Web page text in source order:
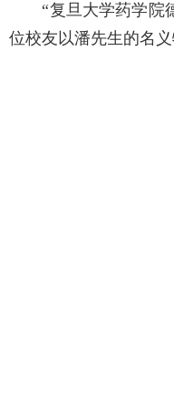
“复旦大学药学院德
位校友以潘先生的名